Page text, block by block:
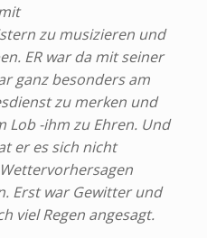
zu musizieren und
ER war da mit seiner
ganz besonders am
zu merken und
Lob -ihm zu Ehren. Und
er es sich nicht
Erst war Gewitter und
viel Regen angesagt.